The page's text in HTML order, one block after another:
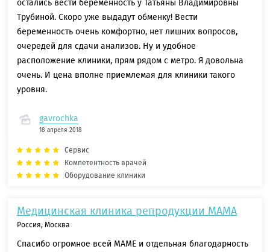
остались вести беременность у Татьяны Владимировны
Трубиной. Скоро уже выдадут обменку! Вести
беременность очень комфортно, нет лишних вопросов,
очередей для сдачи анализов. Ну и удобное
расположение клиники, прям рядом с метро. Я довольна
очень. И цена вполне приемлемая для клиники такого
уровня.
gavrochka
18 апреля 2018
Сервис
Компетентность врачей
Оборудование клиники
Медицинская клиника репродукции МАМА
Россия, Москва
Спасибо огромное всей МАМЕ и отдельная благодарность